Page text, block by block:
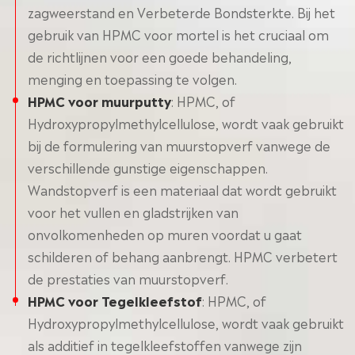
zagweerstand en Verbeterde Bondsterkte. Bij het
gebruik van HPMC voor mortel is het cruciaal om
de richtlijnen voor een goede behandeling,
menging en toepassing te volgen.
HPMC voor muurputty: HPMC, of
Hydroxypropylmethylcellulose, wordt vaak gebruikt
bij de formulering van muurstopverf vanwege de
verschillende gunstige eigenschappen.
Wandstopverf is een materiaal dat wordt gebruikt
voor het vullen en gladstrijken van
onvolkomenheden op muren voordat u gaat
schilderen of behang aanbrengt. HPMC verbetert
de prestaties van muurstopverf.
HPMC voor Tegelkleefstof: HPMC, of
Hydroxypropylmethylcellulose, wordt vaak gebruikt
als additief in tegelkleefstoffen vanwege zijn